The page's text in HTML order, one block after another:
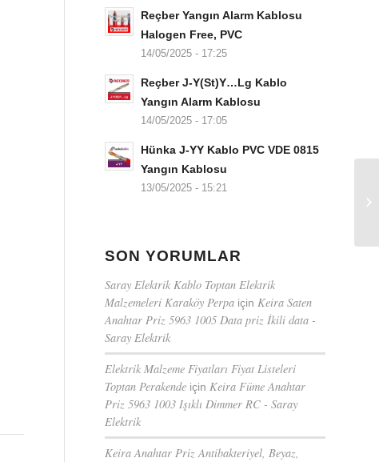
Reçber Yangın Alarm Kablosu
Halogen Free, PVC
14/05/2025 - 17:25
Reçber J-Y(St)Y…Lg Kablo
Yangın Alarm Kablosu
14/05/2025 - 17:05
Hünka J-YY Kablo PVC VDE 0815
Yangın Kablosu
13/05/2025 - 15:21
SON YORUMLAR
Saray Elektrik Kablo Toptan Elektrik
Malzemeleri Karaköy Perpa için Keira Saten
Anahtar Priz 5963 1005 Data priz İkili data -
Saray Elektrik
Elektrik Malzeme Fiyatları Fiyat Listeleri
Toptan Perakende için Keira Füme Anahtar
Priz 5963 1003 Işıklı Dimmer RC - Saray
Elektrik
Keira Anahtar Priz Antibakteriyel, Beyaz,